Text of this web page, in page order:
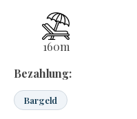
160m
Bezahlung:
Bargeld